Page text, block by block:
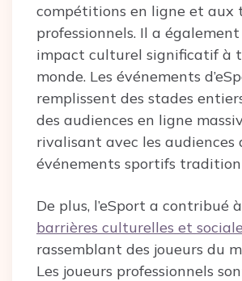
compétitions en ligne et aux
professionnels. Il a
impact culturel significatif à
monde. Les événements
remplissent des stades
des audiences en ligne
rivalisant avec les audiences
événements sportifs
De plus, l’eSport a contribué à
barrières culturelles et
rassemblant des joueurs du
Les joueurs professionnels